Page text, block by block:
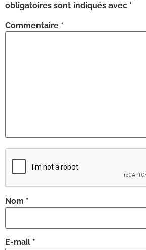
obligatoires sont indiqués avec *
Commentaire *
Nom *
E-mail *